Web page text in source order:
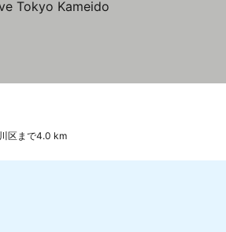
区まで4.0 km